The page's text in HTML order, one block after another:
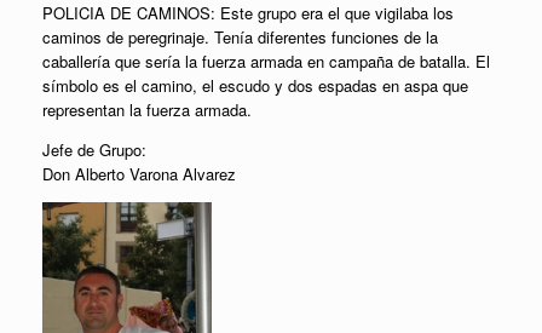
POLICIA DE CAMINOS: Este grupo era el que vigilaba los
caminos de peregrinaje. Tenía diferentes funciones de la
caballería que sería la fuerza armada en campaña de batalla. El
símbolo es el camino, el escudo y dos espadas en aspa que
representan la fuerza armada.
Jefe de Grupo:
Don Alberto Varona Alvarez